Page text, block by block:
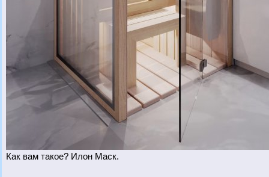
Как вам такое? Илон Маск.